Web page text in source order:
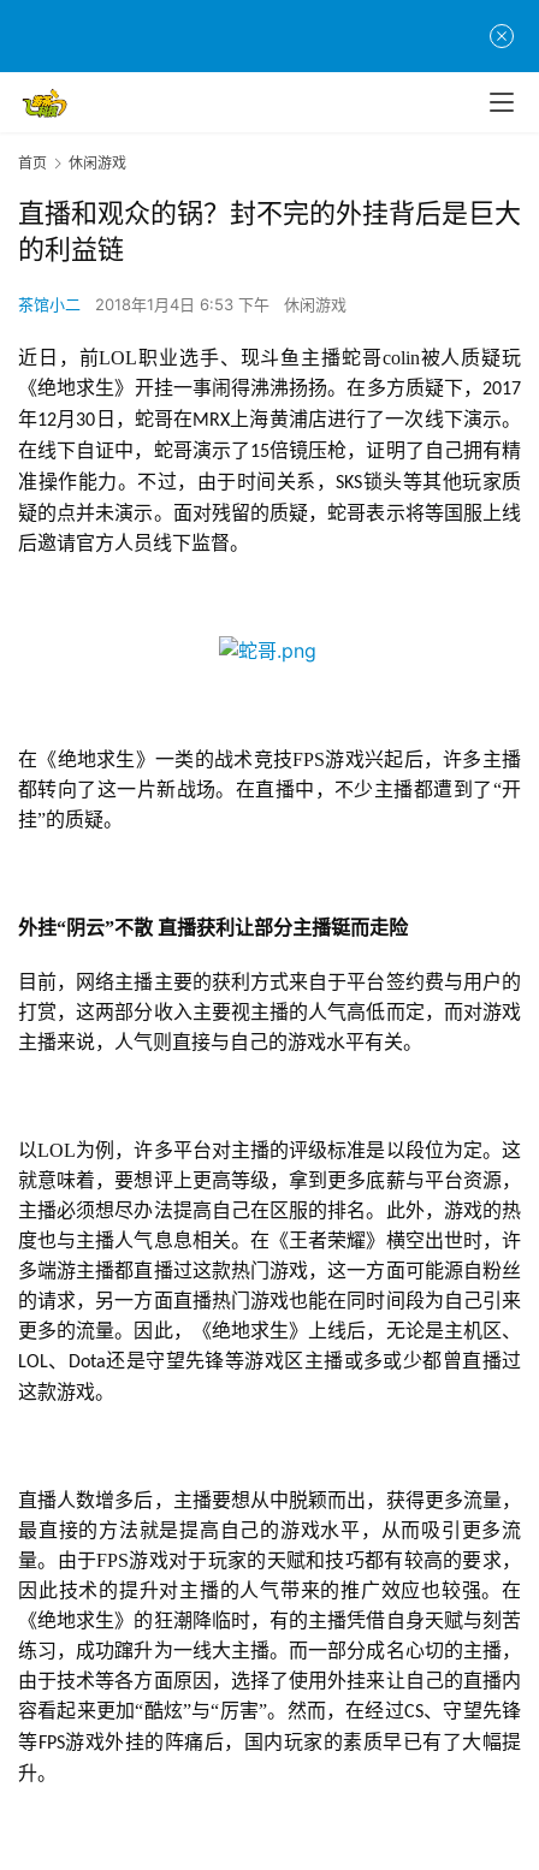
首页 休闲游戏
直播和观众的锅？封不完的外挂背后是巨大
的利益链
茶馆小二 2018年1月4日 6:53 下午 休闲游戏
近日，前LOL职业选手、现斗鱼主播蛇哥colin被人质疑玩
《绝地求生》开挂一事闹得沸沸扬扬。在多方质疑下， 2017
年12月 30 日，蛇哥在MRX 上海黄浦店进行了一次线下演示。
在线下自证中，蛇哥演示了15倍镜压枪，证明了自己拥有精
准操作能力。不过，由于时间关系， SKS锁头等其他玩家质
疑的点并未演示。面对残留的质疑，蛇哥表示将等国服上线
后邀请官方人员线下监督。
在《绝地求生》一类的战术竞技FPS游戏兴起后，许多主播
都转向了这一片新战场。在直播中，不少主播都遭到了“开
挂”的质疑。
外挂“阴云”不散 直播获利让部分主播铤而走险
目前，网络主播主要的获利方式来自于平台签约费与用户的
打赏，这两部分收入主要视主播的人气高低而定，而对游戏
主播来说，人气则直接与自己的游戏水平有关。
以LOL为例，许多平台对主播的评级标准是以段位为定。这
就意味着，要想评上更高等级，拿到更多底薪与平台资源，
主播必须想尽办法提高自己在区服的排名。此外，游戏的热
度也与主播人气息息相关。在《王者荣耀》横空出世时，许
多端游主播都直播过这款热门游戏，这一方面可能源自粉丝
的请求，另一方面直播热门游戏也能在同时间段为自己引来
更多的流量。因此，《绝地求生》上线后，无论是主机区、
LOL、 Dota还是守望先锋等游戏区主播或多或少都曾直播过
这款游戏。
直播人数增多后，主播要想从中脱颖而出，获得更多流量，
最直接的方法就是提高自己的游戏水平，从而吸引更多流
量。由于FPS游戏对于玩家的天赋和技巧都有较高的要求，
因此技术的提升对主播的人气带来的推广效应也较强。在
《绝地求生》的狂潮降临时，有的主播凭借自身天赋与刻苦
练习，成功蹿升为一线大主播。而一部分成名心切的主播，
由于技术等各方面原因，选择了使用外挂来让自己的直播内
容看起来更加“酷炫”与“厉害”。然而，在经过CS、守望先锋
等FPS游戏外挂的阵痛后，国内玩家的素质早已有了大幅提
升。